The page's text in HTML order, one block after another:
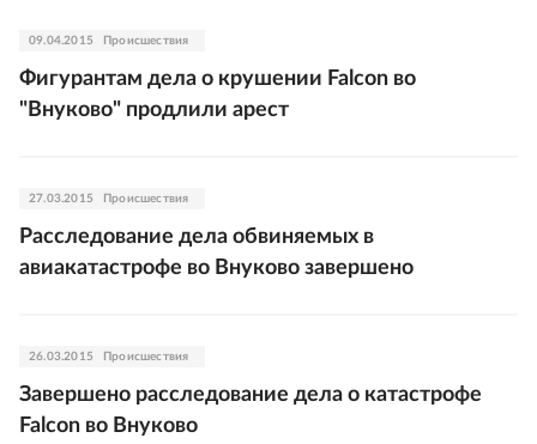
09.04.2015 Происшествия
Фигурантам дела о крушении Falcon во
"Внуково" продлили арест
27.03.2015 Происшествия
Расследование дела обвиняемых в
авиакатастрофе во Внуково завершено
26.03.2015 Происшествия
Завершено расследование дела о катастрофе
Falcon во Внуково